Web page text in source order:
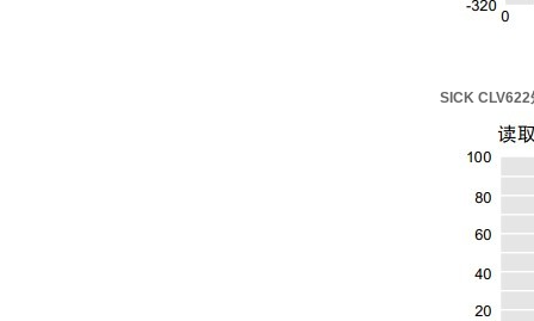
SICK CLV622